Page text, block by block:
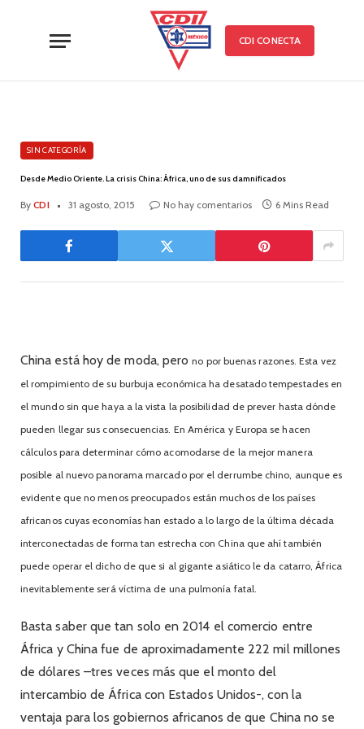
CDI CONECTA
SIN CATEGORÍA
Desde Medio Oriente. La crisis China: África, uno de sus damnificados
By CDI 31 agosto, 2015 No hay comentarios 6 Mins Read
China está hoy de moda, perono por buenas razones. Esta vez
el rompimiento de su burbuja económica ha desatadotempestades en
el mundo sin que haya a la vista la posibilidad de prever hasta dónde
pueden llegar sus consecuencias. En América y Europa se hacen
cálculos para determinar cómo acomodarse de la mejor manera
posible al nuevo panorama marcado por el derrumbe chino, aunque es
evidente que no menos preocupados están muchos de los países
africanos cuyas economías han estado a lo largo de la última década
interconectadas de forma tan estrecha con China que ahí también
puede operar el dicho de que si al gigante asiático le da catarro, África
inevitablemente será víctima de una pulmonía fatal.
Basta saber que tan solo en 2014 el comercio entre
África y China fue de aproximadamente 222 mil millones
de dólares –tres veces más que el monto del
intercambio de África con Estados Unidos-, con la
ventaja para los gobiernos africanos de que China no se